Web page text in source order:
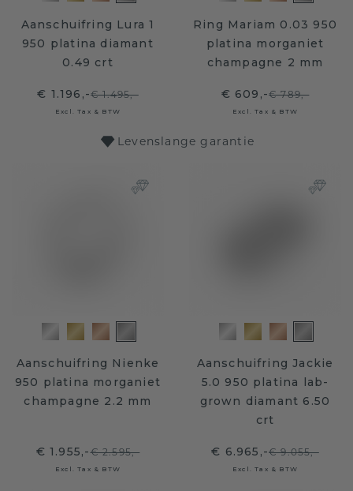
Aanschuifring Lura 1
950 platina diamant
0.49 crt
€ 1.196,-€ 1.495,-
Excl. Tax & BTW
Ring Mariam 0.03 950
platina morganiet
champagne 2 mm
€ 609,-€ 789,-
Excl. Tax & BTW
Levenslange garantie
Aanschuifring Nienke
950 platina morganiet
champagne 2.2 mm
€ 1.955,-€ 2.595,-
Excl. Tax & BTW
Aanschuifring Jackie
5.0 950 platina lab-
grown diamant 6.50
crt
€ 6.965,-€ 9.055,-
Excl. Tax & BTW